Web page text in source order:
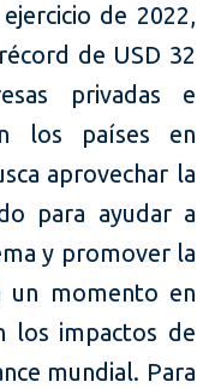
de 2022,
de USD 32
privadas e
los países en
aprovechar la
para ayudar a
y promover la
un momento en
los impactos de
mundial. Para